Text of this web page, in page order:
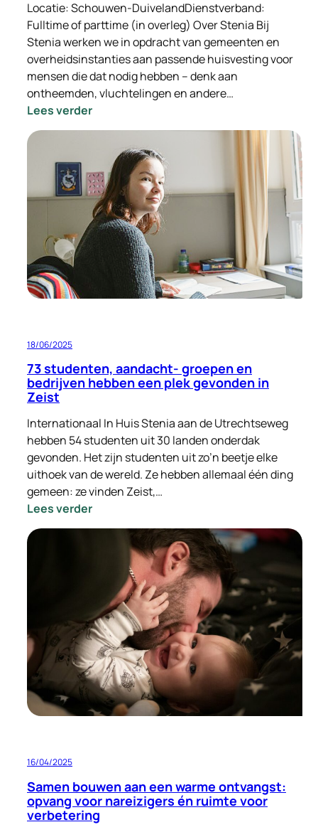
Locatie: Schouwen-DuivelandDienstverband:
Fulltime of parttime (in overleg) Over Stenia Bij
Stenia werken we in opdracht van gemeenten en
overheidsinstanties aan passende huisvesting voor
mensen die dat nodig hebben – denk aan
ontheemden, vluchtelingen en andere…
Lees verder:
-
Wooncoach
Opvanglocaties
Stenia
18/06/2025
73 studenten, aandacht- groepen en
bedrijven hebben een plek gevonden in
Zeist
Internationaal In Huis Stenia aan de Utrechtseweg
hebben 54 studenten uit 30 landen onderdak
gevonden. Het zijn studenten uit zo’n beetje elke
uithoek van de wereld. Ze hebben allemaal één ding
gemeen: ze vinden Zeist,…
Lees verder:
73
studenten,
aandacht-
groepen
bedrijven
hebben
een
plek
gevonden
in
Zeist
16/04/2025
Samen bouwen aan een warme ontvangst:
opvang voor nareizigers én ruimte voor
verbetering